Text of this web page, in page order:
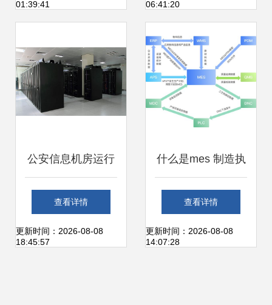
信息系统运行维护
服务
01:39:41
06:41:20
公安信息机房运行
维护系统解决方案
设备状态实时展现
查看详情
更新时间：2026-08-08
18:45:57
什么是mes 制造执
行系统 mes系统的
定位 特点及功能详
查看详情
更新时间：2026-08-08
14:07:28